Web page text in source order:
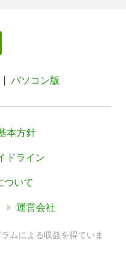
パソコン版
本方針
ドライン
ついて
運営会社
ムによる収益を得ていま